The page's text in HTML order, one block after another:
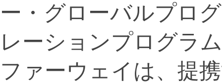
ー・グローバルプロ
レーションプログラ
ファーウェイは、提